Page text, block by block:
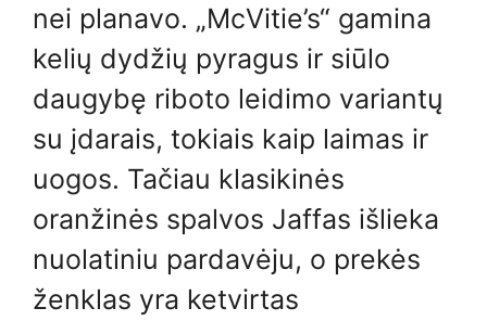
nei planavo. „McVitie’s“ gamina
kelių dydžių pyragus ir siūlo
daugybę riboto leidimo variantų
su įdarais, tokiais kaip laimas ir
uogos. Tačiau klasikinės
oranžinės spalvos Jaffas išlieka
nuolatiniu pardavėju, o prekės
ženklas yra ketvirtas